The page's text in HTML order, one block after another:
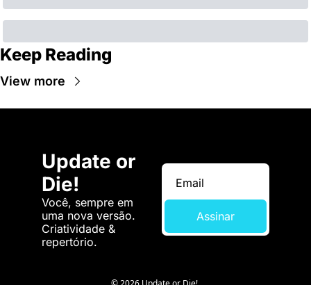
Keep Reading
View more
Update or
Die!
Você, sempre em
uma nova versão.
Criatividade &
repertório.
Assinar